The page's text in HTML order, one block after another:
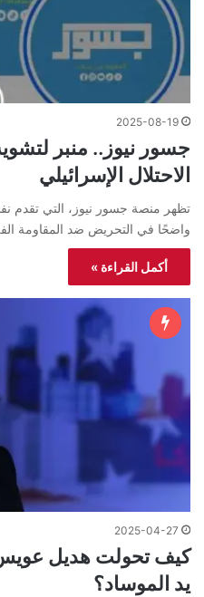
2025-08-19
جسور نيوز.. منبر
الاحتلال الإسرائيلي
تظهر منصة جسور نيوز، التي تقدم
واضحًا في التحريض ضد المقاومة
أكمل القراءة »
2025-04-27
كيف تحولت هديل عويس
يد الموساد؟